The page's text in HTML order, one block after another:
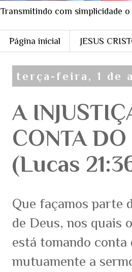
Transmitindo com simplicidade
Página inicial JESUS
terça-feira, 1 de
A
CONTA
(Lucas
Que façamos parte
de Deus, nos quais
está tomando conta
mutuamente a